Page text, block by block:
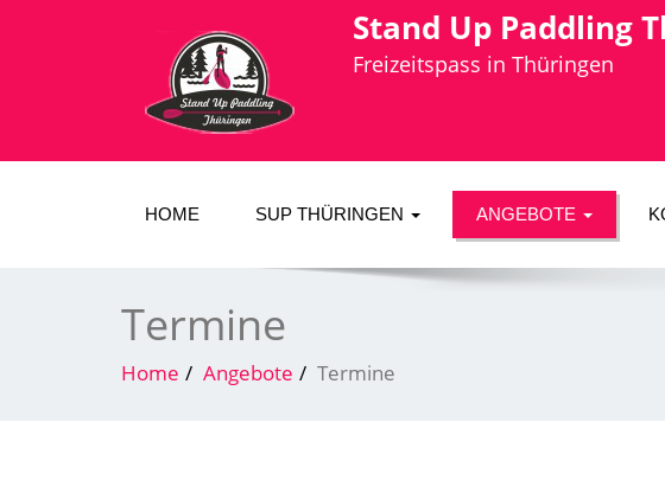
Stand Up Paddling
Freizeitspass in Thüringen
HOME SUP THÜRINGEN ANGEBOTE
Termine
Home Angebote Termine